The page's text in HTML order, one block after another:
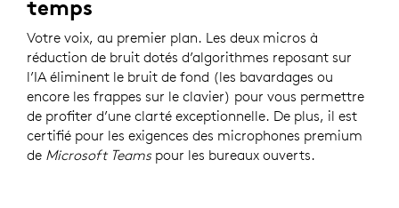
temps
Votre voix, au premier plan. Les deux micros à
réduction de bruit dotés d’algorithmes reposant sur
l’IA éliminent le bruit de fond (les bavardages ou
encore les frappes sur le clavier) pour vous permettre
de profiter d’une clarté exceptionnelle. De plus, il est
certifié pour les exigences des microphones premium
de Microsoft Teamspour les bureaux ouverts.